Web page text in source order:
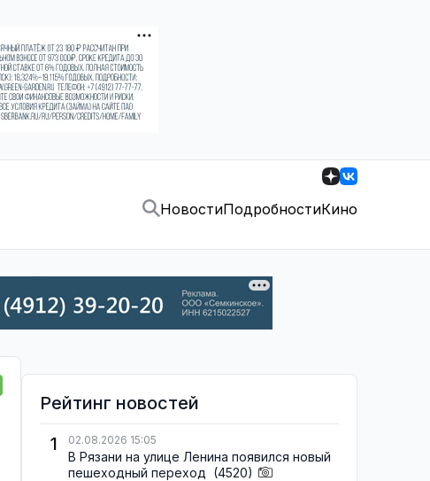
НовостиПодробностиКино
Рейтинг новостей
1
02.08.2026 15:05
В Рязани на улице Ленина появился новый
пешеходный переход (4520)